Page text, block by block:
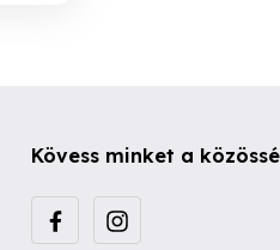
Kövess minket a